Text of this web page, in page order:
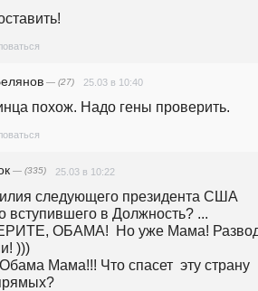
— (27) 25.03 в 10:40
похож. Надо гены проверить.
— (335) 25.03 в 10:22
следующего президента США
вступившего в Должность? ...
ОБАМА!  Но уже Мама!
)))
Мама!!! Что спасет  эту страну